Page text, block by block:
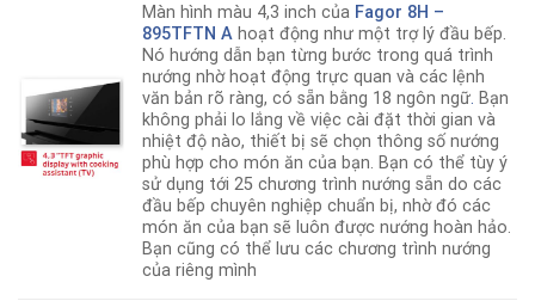
Màn hình màu 4,3 inch của Fagor 8H –
895TFTN A hoạt động như một trợ lý đầu bếp.
Nó hướng dẫn bạn từng bước trong quá trình
nướng nhờ hoạt động trực quan và các lệnh
văn bản rõ ràng, có sẵn bằng 18 ngôn ngữ. Bạn
không phải lo lắng về việc cài đặt thời gian và
nhiệt độ nào, thiết bị sẽ chọn thông số nướng
phù hợp cho món ăn của bạn. Bạn có thể tùy ý
sử dụng tới 25 chương trình nướng sẵn do các
đầu bếp chuyên nghiệp chuẩn bị, nhờ đó các
món ăn của bạn sẽ luôn được nướng hoàn hảo.
Bạn cũng có thể lưu các chương trình nướng
của riêng mình